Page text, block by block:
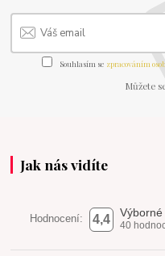
Souhlasím se zpracováním
Můžete
Jak nás vidíte